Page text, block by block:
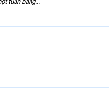
tuần bằng...